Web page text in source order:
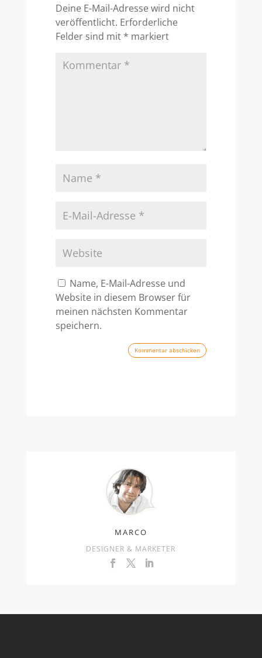
Deine E-Mail-Adresse wird nicht
veröffentlicht. Erforderliche
Felder sind mit * markiert
Name, E-Mail-Adresse und
Website in diesem Browser für
meinen nächsten Kommentar
speichern.
Kommentar abschicken
MARCO
DESIGNER & MARKETER